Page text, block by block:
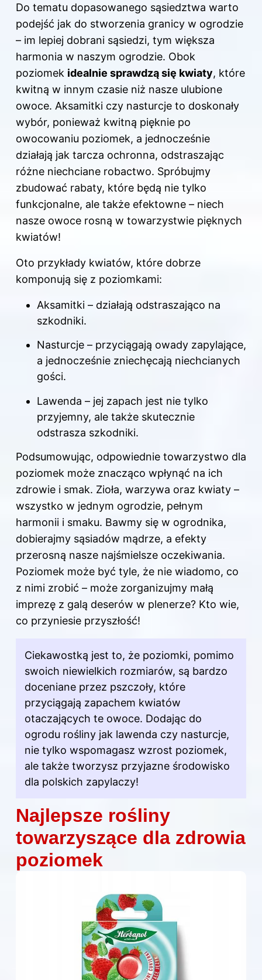
Do tematu dopasowanego sąsiedztwa warto
podejść jak do stworzenia granicy w ogrodzie
– im lepiej dobrani sąsiedzi, tym większa
harmonia w naszym ogrodzie. Obok
poziomek idealnie sprawdzą się kwiaty, które
kwitną w innym czasie niż nasze ulubione
owoce. Aksamitki czy nasturcje to doskonały
wybór, ponieważ kwitną pięknie po
owocowaniu poziomek, a jednocześnie
działają jak tarcza ochronna, odstraszając
różne niechciane robactwo. Spróbujmy
zbudować rabaty, które będą nie tylko
funkcjonalne, ale także efektowne – niech
nasze owoce rosną w towarzystwie pięknych
kwiatów!
Oto przykłady kwiatów, które dobrze
komponują się z poziomkami:
Aksamitki – działają odstraszająco na
szkodniki.
Nasturcje – przyciągają owady zapylające,
a jednocześnie zniechęcają niechcianych
gości.
Lawenda – jej zapach jest nie tylko
przyjemny, ale także skutecznie
odstrasza szkodniki.
Podsumowując, odpowiednie towarzystwo dla
poziomek może znacząco wpłynąć na ich
zdrowie i smak. Zioła, warzywa oraz kwiaty –
wszystko w jednym ogrodzie, pełnym
harmonii i smaku. Bawmy się w ogrodnika,
dobierajmy sąsiadów mądrze, a efekty
przerosną nasze najśmielsze oczekiwania.
Poziomek może być tyle, że nie wiadomo, co
z nimi zrobić – może zorganizujmy małą
imprezę z galą deserów w plenerze? Kto wie,
co przyniesie przyszłość!
Ciekawostką jest to, że poziomki, pomimo
swoich niewielkich rozmiarów, są bardzo
doceniane przez pszczoły, które
przyciągają zapachem kwiatów
otaczających te owoce. Dodając do
ogrodu rośliny jak lawenda czy nasturcje,
nie tylko wspomagasz wzrost poziomek,
ale także tworzysz przyjazne środowisko
dla polskich zapylaczy!
Najlepsze rośliny
towarzyszące dla zdrowia
poziomek